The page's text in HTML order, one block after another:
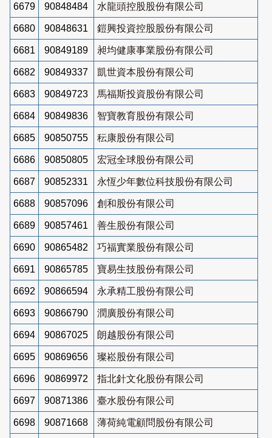
6679 90848484 水龍頭控股股份有限公司
6680 90848631 鎧興投資控股股份有限公司
6681 90849189 昶均健康事業股份有限公司
6682 90849337 凱世資本股份有限公司
6683 90849723 馬福斯投資股份有限公司
6684 90849836 智寶教育股份有限公司
6685 90850755 秐康股份有限公司
6686 90850805 宏冠全球股份有限公司
6687 90852331 永恆少年數位科技股份有限公司
6688 90857096 創和股份有限公司
6689 90857461 善生股份有限公司
6690 90865482 巧福實業股份有限公司
6691 90865785 寶易生技股份有限公司
6692 90866594 永承精工股份有限公司
6693 90866790 潤廣股份有限公司
6694 90867025 朗越股份有限公司
6695 90869656 璨崧股份有限公司
6696 90869972 指北針文化股份有限公司
6697 90871386 臺水股份有限公司
6698 90871668 薄荷純電顧問股份有限公司